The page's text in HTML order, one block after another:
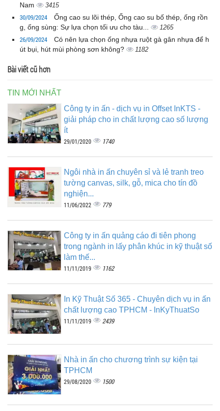
Nam
3415
30/09/2024
Ống cao su lõi thép, Ống cao su bố thép, ống rồn
g, ống sùng: Sự lựa chọn tối ưu cho tàu...
1265
26/09/2024
Có nên lựa chọn ống nhựa ruột gà gân nhựa để h
út bụi, hút mùi phòng sơn không?
1182
Bài viết cũ hơn
TIN MỚI NHẤT
Công ty in ấn - dịch vụ in Offset InKTS -
giải pháp cho in chất lượng cao số lượng
ít
29/01/2020 1740
Ngôi nhà in ấn chuyên sỉ và lẻ tranh treo
tường canvas, silk, gỗ, mica cho tín đồ
nghiện...
11/06/2022 779
Công ty in ấn quảng cáo đi tiên phong
trong ngành in lấy phân khúc in kỹ thuật số
làm thế...
11/11/2019 1162
In Kỹ Thuật Số 365 - Chuyên dịch vụ in ấn
chất lượng cao TPHCM - InKyThuatSo
11/11/2019 2439
Nhà in ấn cho chương trình sự kiện tại
TPHCM
29/08/2020 1500